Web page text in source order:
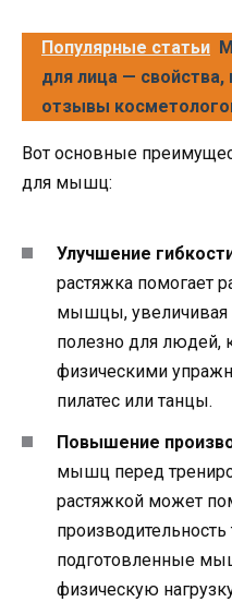
Популярные статьи
для лица — свойства,
отзывы
Вот основные
для мышц:
Улучшение
растяжка помогает
мышцы, увеличивая
полезно для людей,
физическими
пилатес или танцы.
Повышение
мышц перед
растяжкой может
подготовленные
физическую